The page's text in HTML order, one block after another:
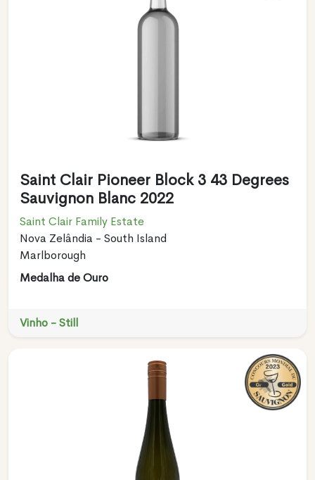
Saint Clair Pioneer Block 3 43 Degrees
Sauvignon Blanc 2022
Saint Clair Family Estate
Nova Zelândia - South Island
Marlborough
Medalha de Ouro
Vinho - Still